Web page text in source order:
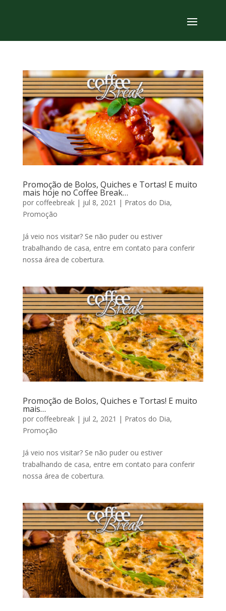
Promoção de Bolos, Quiches e Tortas! E muito
mais hoje no Coffee Break…
por coffeebreak| jul 8, 2021 | Pratos do Dia,
Promoção
Já veio nos visitar? Se não puder ou estiver
trabalhando de casa, entre em contato para conferir
nossa área de cobertura.
Promoção de Bolos, Quiches e Tortas! E muito
mais…
por coffeebreak| jul 2, 2021 | Pratos do Dia,
Promoção
Já veio nos visitar? Se não puder ou estiver
trabalhando de casa, entre em contato para conferir
nossa área de cobertura.